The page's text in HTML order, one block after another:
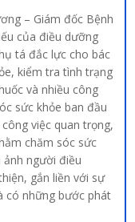
– Giám đốc Bệnh
của điều dưỡng
tá đắc lực cho bác
kiểm tra tình trạng
và nhiều công
sức khỏe ban đầu
việc quan trọng,
chăm sóc sức
ảnh người điều
gắn liền với sự
có những bước phát